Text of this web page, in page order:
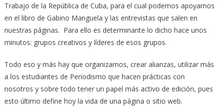
Trabajo de la República de Cuba, para el cual podemos apoyarnos
en el libro de Gabino Manguela y las entrevistas que salen en
nuestras páginas. Para ello es determinante lo dicho hace unos
minutos: grupos creativos y líderes de esos grupos.
Todo eso y más hay que organizarnos, crear alianzas, utilizar más
a los estudiantes de Periodismo que hacen prácticas con
nosotros y sobre todo tener un papel más activo de edición, pues
esto último define hoy la vida de una página o sitio web.